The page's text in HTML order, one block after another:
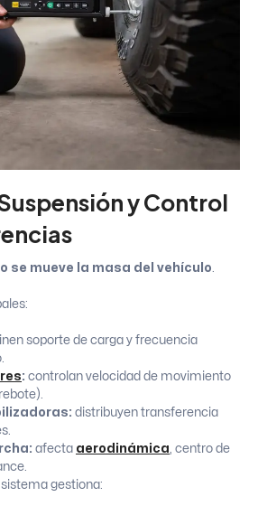
y Control
se mueve la masa del vehículo
soporte de carga y frecuencia
: controlan velocidad de movimiento
distribuyen transferencia
afecta aerodinámica , centro de
gestiona: